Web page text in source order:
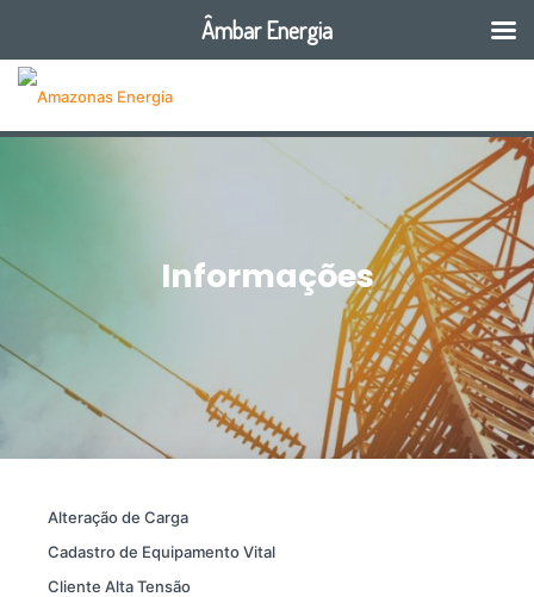
Informações
Alteração de Carga
Cadastro de Equipamento Vital
Cliente Alta Tensão
Âmbar Energia